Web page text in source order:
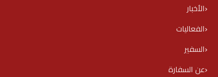
الأخبار
الفعاليات
السفير
عن السفارة